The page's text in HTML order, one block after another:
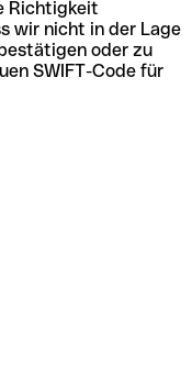
Richtigkeit
wir nicht in der Lage
oder zu
SWIFT-Code für